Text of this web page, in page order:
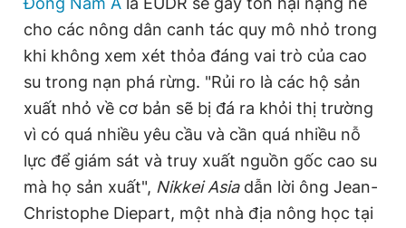
cho các nông dân canh tác quy mô nhỏ trong
khi không xem xét thỏa đáng vai trò của cao
su trong nạn phá rừng. "Rủi ro là các hộ sản
xuất nhỏ về cơ bản sẽ bị đá ra khỏi thị trường
vì có quá nhiều yêu cầu và cần quá nhiều nỗ
lực để giám sát và truy xuất nguồn gốc cao su
mà họ sản xuất", Nikkei Asia dẫn lời ông Jean-
Christophe Diepart, một nhà địa nông học tại